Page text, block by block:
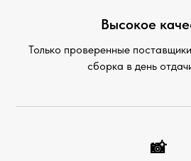
Высокое
Только проверенные
сборка в день
📸